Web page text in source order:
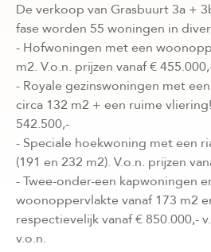
De verkoop van Grasbuurt 3a +
fase worden 55 woningen in
- Hofwoningen met een
m2. V.o.n. prijzen vanaf €
- Royale gezinswoningen met
circa 132 m2 + een ruime
542.500,-
- Speciale hoekwoning met een
(191 en 232 m2). V.o.n. prijzen
- Twee-onder-een kapwoningen
woonoppervlakte vanaf 173 m2
respectievelijk vanaf € 850.000,-
v.o.n.